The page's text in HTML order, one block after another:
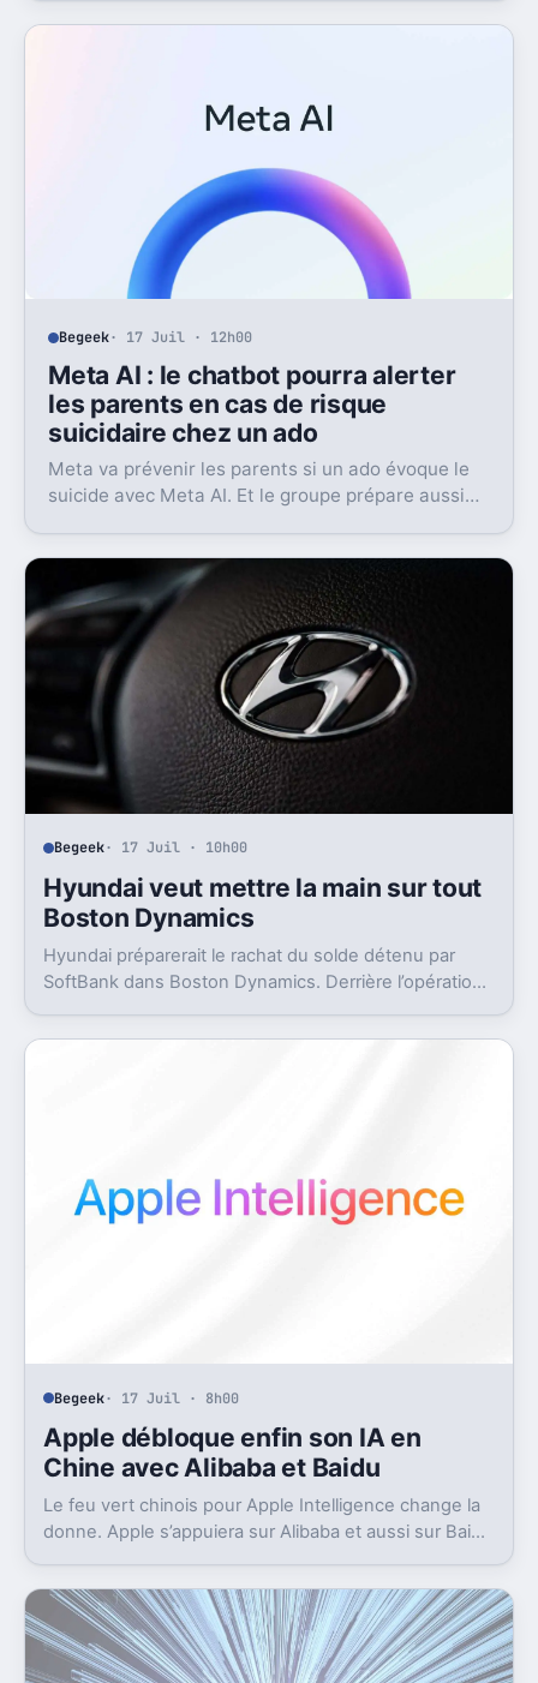
Begeek· 17 Juil · 12h00
Meta AI : le chatbot pourra alerter
les parents en cas de risque
suicidaire chez un ado
Meta va prévenir les parents si un ado évoque le
suicide avec Meta AI. Et le groupe prépare aussi
Begeek· 17 Juil · 10h00
Hyundai veut mettre la main sur tout
Boston Dynamics
Hyundai préparerait le rachat du solde détenu par
SoftBank dans Boston Dynamics. Derrière l’opération,
Begeek· 17 Juil · 8h00
Apple débloque enfin son IA en
Chine avec Alibaba et Baidu
Le feu vert chinois pour Apple Intelligence change la
donne. Apple s’appuiera sur Alibaba et aussi sur Baidu